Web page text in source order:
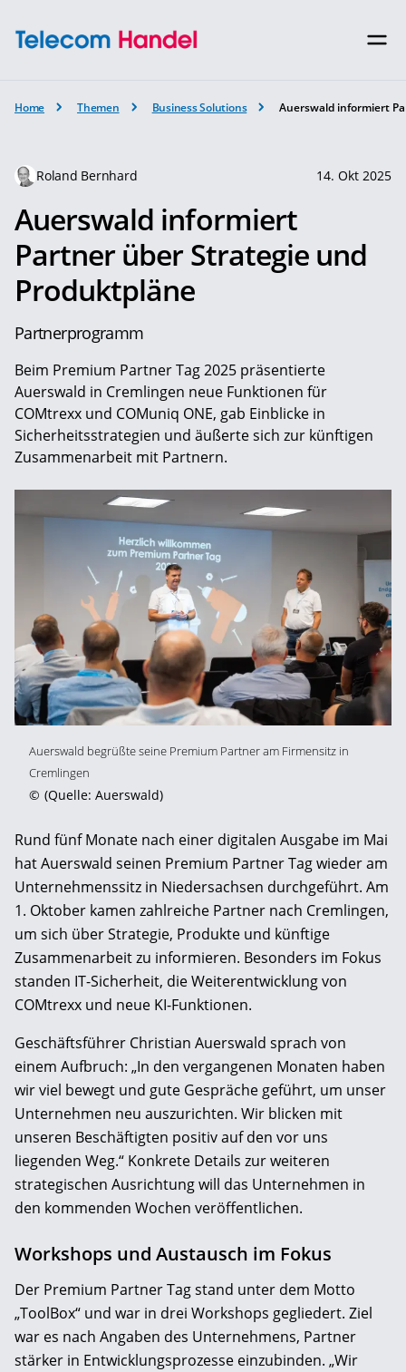
Home Themen Business Solutions Auerswald informiert
Roland Bernhard 14. Okt 2025
Auerswald informiert
Partner über Strategie und
Produktpläne
Partnerprogramm
Beim Premium Partner Tag 2025 präsentierte
Auerswald in Cremlingen neue Funktionen für
COMtrexx und COMuniq ONE, gab Einblicke in
Sicherheitsstrategien und äußerte sich zur künftigen
Zusammenarbeit mit Partnern.
Auerswald begrüßte seine Premium Partner am Firmensitz in
Cremlingen
© (Quelle: Auerswald)
Rund fünf Monate nach einer digitalen Ausgabe im Mai
hat Auerswald seinen Premium Partner Tag wieder am
Unternehmenssitz in Niedersachsen durchgeführt. Am
1. Oktober kamen zahlreiche Partner nach Cremlingen,
um sich über Strategie, Produkte und künftige
Zusammenarbeit zu informieren. Besonders im Fokus
standen IT-Sicherheit, die Weiterentwicklung von
COMtrexx und neue KI-Funktionen.
Geschäftsführer Christian Auerswald sprach von
einem Aufbruch: „In den vergangenen Monaten haben
wir viel bewegt und gute Gespräche geführt, um unser
Unternehmen neu auszurichten. Wir blicken mit
unseren Beschäftigten positiv auf den vor uns
liegenden Weg.“ Konkrete Details zur weiteren
strategischen Ausrichtung will das Unternehmen in
den kommenden Wochen veröffentlichen.
Workshops und Austausch im Fokus
Der Premium Partner Tag stand unter dem Motto
„ToolBox“ und war in drei Workshops gegliedert. Ziel
war es nach Angaben des Unternehmens, Partner
stärker in Entwicklungsprozesse einzubinden. „Wir